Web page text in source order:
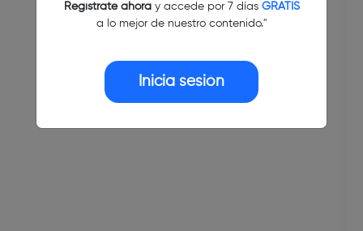
Regístrate ahoray accede por 7 días GRATIS
a lo mejor de nuestro contenido."
Inicia sesión